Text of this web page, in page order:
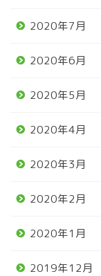
2020年7月
2020年6月
2020年5月
2020年4月
2020年3月
2020年2月
2020年1月
2019年12月